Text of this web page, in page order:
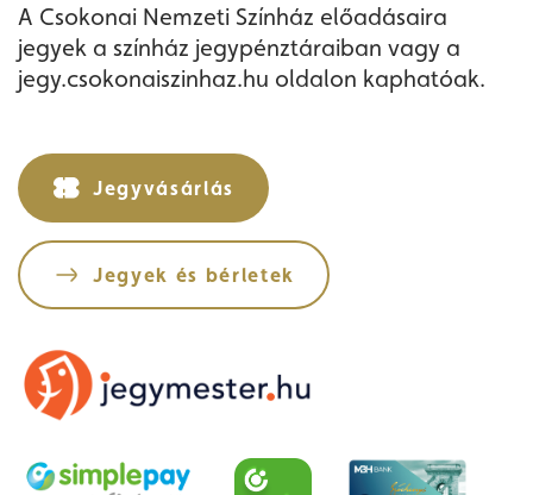
Műsor
A Csokonai Nemzeti Színház előadásaira
jegyek a színház jegypénztáraiban vagy a
jegy.csokonaiszinhaz.hu oldalon kaphatóak.
Jegyvásárlás
Jegyek és bérletek